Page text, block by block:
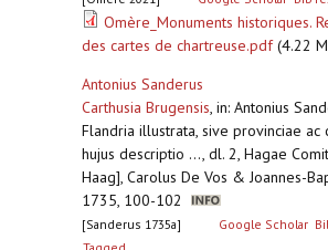
Omère_Monuments historiques.
des cartes de chartreuse.pdf(4.22
Antonius Sanderus
Carthusia Brugensis, in: Antonius
Flandria illustrata, sive provinciae ac
hujus descriptio ..., dl. 2, Hagae
Haag], Carolus De Vos & Joannes-
1735, 100-102
[Sanderus 1735a] Google Scholar